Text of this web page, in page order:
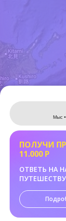
Мыс
ПОЛУЧИ
11.000 Р
ОТВЕТЬ НА